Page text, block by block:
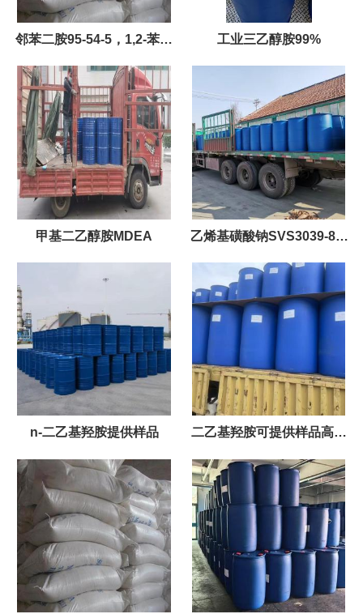
邻苯二胺95-54-5，1,2-苯二
胺 国标优级品
工业三乙醇胺99%
甲基二乙醇胺MDEA 乙烯基磺酸钠SVS3039-83-
6；25kg/桶
n-二乙基羟胺提供样品 二乙基羟胺可提供样品高含
量